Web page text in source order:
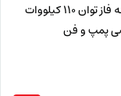
درایو (اینورتر) invt اینوت سه فاز توان 110 کیلووات